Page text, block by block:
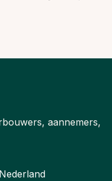
aannemers,